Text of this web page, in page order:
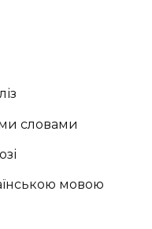
словами
мовою